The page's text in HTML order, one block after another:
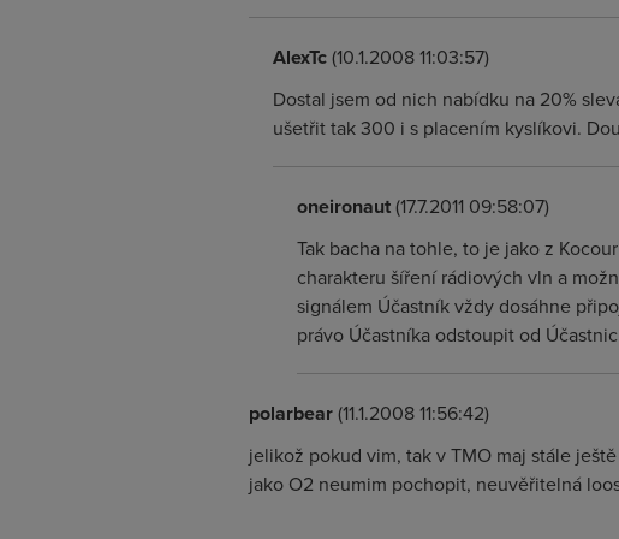
AlexTc(10.1.2008 11:03:57)
Dostal jsem od nich nabídku na 20%
ušetřit tak 300 i s placením kyslíkovi.
oneironaut(17.7.2011 09:58:07)
Tak bacha na tohle, to je jako z
charakteru šíření rádiových vln a
signálem Účastník vždy dosáhne
právo Účastníka odstoupit od
polarbear(11.1.2008 11:56:42)
jelikož pokud vim, tak v TMO maj stále
jako O2 neumim pochopit, neuvěřitelná